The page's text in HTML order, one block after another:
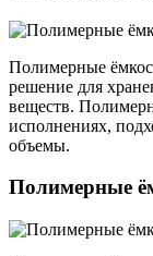
Полимерные
решение для
веществ.
исполнениях,
объемы.
Полимерные